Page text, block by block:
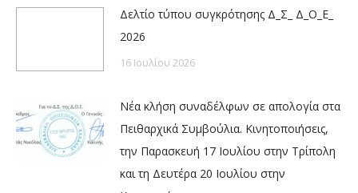
Δελτίο τύπου συγκρότησης Δ_Σ_ Δ_Ο_Ε_
2026
16 Ιουλίου 2026
Νέα κλήση συναδέλφων σε απολογία στα
Πειθαρχικά Συμβούλια. Κινητοποιήσεις,
την Παρασκευή 17 Ιουλίου στην Τρίπολη
και τη Δευτέρα 20 Ιουλίου στην